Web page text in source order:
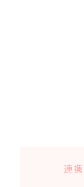
連携